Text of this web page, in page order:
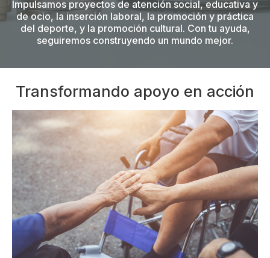
Impulsamos proyectos de atención social, educativa y
de ocio, la inserción laboral, la promoción y práctica
del deporte, y la promoción cultural. Con tu ayuda,
seguiremos construyendo un mundo mejor.
Transformando apoyo en acción